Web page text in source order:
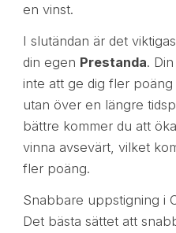
en vinst.
I slutändan är det
din egen Prestanda.
inte att ge dig fler poäng
utan över en längre
bättre kommer du att
vinna avsevärt, vilket
fler poäng.
Snabbare uppstigning i
Det bästa sättet att